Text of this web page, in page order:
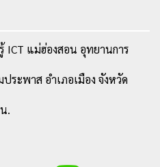
แม่ฮ่องสอน อุทยานการ
ะพาส อำเภอเมือง จังหวัด
.